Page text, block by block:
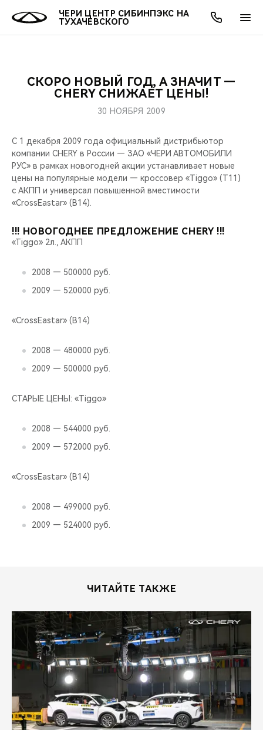
ЧЕРИ ЦЕНТР СИБИНПЭКС НА
ТУХАЧЕВСКОГО
МОДЕЛИ
КРОССОВЕРЫ
СЕДАНЫ
ПОКУПАТЕЛЯМ
КРЕДИТ И СТРАХОВАНИЕ
ВЛАДЕЛЬЦАМ
ЗАПЧАСТИ И АКСЕССУАРЫ
ПОДДЕРЖКА
CHERY CONNECT
МИР CHERY
О БРЕНДЕ
CHERY В СОЦСЕТЯХ
ЛЮДИ CHERY
БЛАГОТВОРИТЕЛЬНОСТЬ
CHERY И СПОРТ
НАШИ МЕРОПРИЯТИЯ
ВИДЕООБЗОРЫ
АКЦИИ
ОНЛАЙН СЕРВИСЫ
КРЕДИТ
О КОМПАНИИ
МЫ В СОЦСЕТЯХ
СКОРО НОВЫЙ ГОД, А ЗНАЧИТ —
CHERY СНИЖАЕТ ЦЕНЫ!
30 НОЯБРЯ 2009
С 1 декабря 2009 года официальный дистрибьютор
компании CHERY в России — ЗАО «ЧЕРИ АВТОМОБИЛИ
РУС» в рамках новогодней акции устанавливает новые
цены на популярные модели — кроссовер «Tiggo» (T11)
с АКПП и универсал повышенной вместимости
«CrossEastar» (B14).
!!! НОВОГОДНЕЕ ПРЕДЛОЖЕНИЕ CHERY !!!
«Tiggo» 2л., АКПП
2008 — 500000 руб.
2009 — 520000 руб.
«CrossEastar» (В14)
2008 — 480000 руб.
2009 — 500000 руб.
СТАРЫЕ ЦЕНЫ: «Tiggo»
2008 — 544000 руб.
2009 — 572000 руб.
«CrossEastar» (В14)
2008 — 499000 руб.
2009 — 524000 руб.
ЧИТАЙТЕ ТАКЖЕ